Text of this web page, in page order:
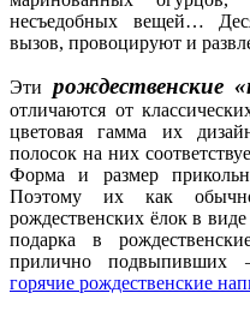
несъедобных вещей…
вызов, провоцируют и
Эти рождественские
отличаются от
цветовая гамма их
полосок на них
Форма и размер
Поэтому их как
рождественских ёлок в
подарка в
прилично подвыпивших
горячие рождественские